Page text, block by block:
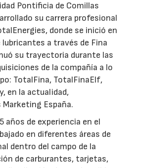
Pontificia de Comillas
su carrera profesional
donde se inició en
lubricantes a través de Fina
su trayectoria durante las
de la compañía a lo
TotalFina, TotalFinaElf,
en la actualidad,
España.
años de experiencia en el
en diferentes áreas de
dentro del campo de la
de carburantes, tarjetas,